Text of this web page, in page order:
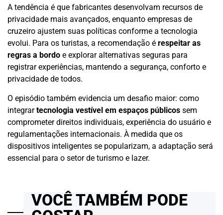
A tendência é que fabricantes desenvolvam recursos de
privacidade mais avançados, enquanto empresas de
cruzeiro ajustem suas políticas conforme a tecnologia
evolui. Para os turistas, a recomendação é respeitar as
regras a bordo e explorar alternativas seguras para
registrar experiências, mantendo a segurança, conforto e
privacidade de todos.
O episódio também evidencia um desafio maior: como
integrartecnologia vestível em espaços públicos sem
comprometer direitos individuais, experiência do usuário e
regulamentações internacionais. À medida que os
dispositivos inteligentes se popularizam, a adaptação será
essencial para o setor de turismo e lazer.
VOCÊ TAMBÉM PODE